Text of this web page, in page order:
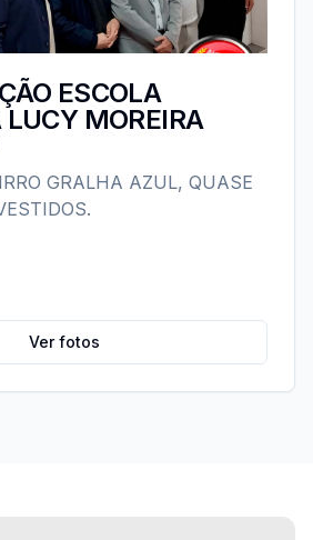
ESCOLA
LUCY MOREIRA
GRALHA AZUL, QUASE
Ver fotos